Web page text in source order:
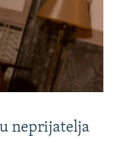
neprijatelja